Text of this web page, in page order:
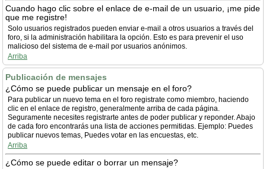
Cuando hago clic sobre el enlace de e-mail de un usuario, ¡me pide
que me registre!
Solo usuarios registrados pueden enviar e-mail a otros usuarios a través del
foro, si la administración habilitara la opción. Esto es para prevenir el uso
malicioso del sistema de e-mail por usuarios anónimos.
Arriba
Publicación de mensajes
¿Cómo se puede publicar un mensaje en el foro?
Para publicar un nuevo tema en el foro registrate como miembro, haciendo
clic en el enlace de registro, generalmente arriba de cada página.
Seguramente necesites registrarte antes de poder publicar y reponder. Abajo
de cada foro encontrarás una lista de acciones permitidas. Ejemplo: Puedes
publicar nuevos temas, Puedes votar en las encuestas, etc.
Arriba
¿Cómo se puede editar o borrar un mensaje?